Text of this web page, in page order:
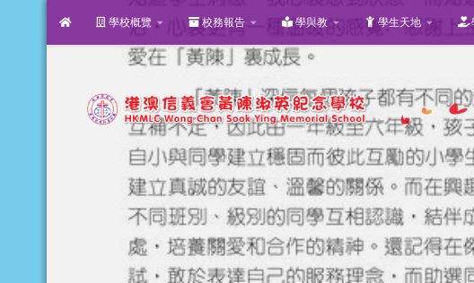
Skip to content
學校概覽 校務報告 學與教 學生天地